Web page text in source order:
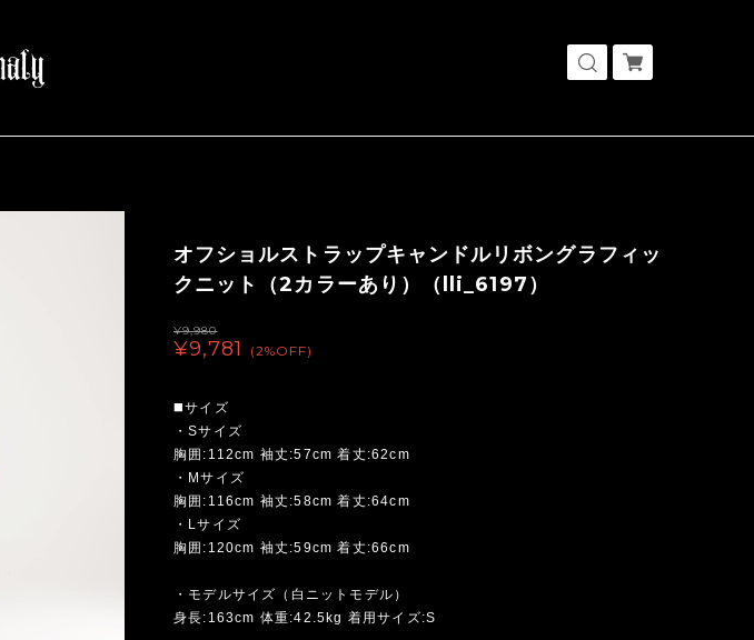
オフショルストラップキャンドルリボングラフィッ
クニット（2カラーあり）（lli_6197）
¥9,980
¥9,781 (2%OFF)
◼️サイズ
・Sサイズ
胸囲:112cm 袖丈:57cm 着丈:62cm
・Mサイズ
胸囲:116cm 袖丈:58cm 着丈:64cm
・Lサイズ
胸囲:120cm 袖丈:59cm 着丈:66cm
・モデルサイズ（白ニットモデル）
身長:163cm 体重:42.5kg 着用サイズ:S